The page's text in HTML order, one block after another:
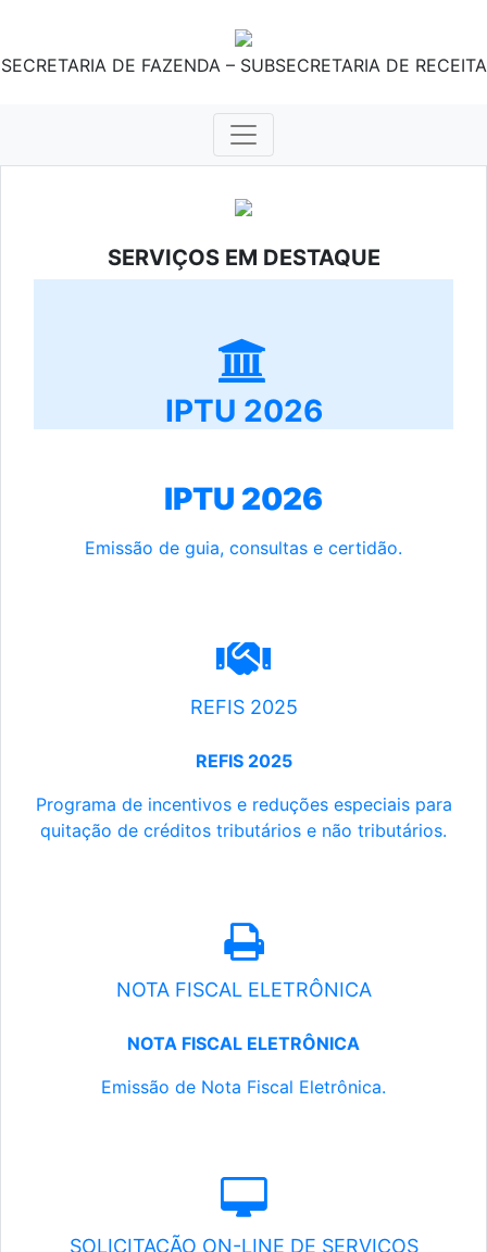
SECRETARIA DE FAZENDA – SUBSECRETARIA DE RECEITA
SERVIÇOS EM DESTAQUE
IPTU 2026
IPTU 2026
Emissão de guia, consultas e certidão.
REFIS 2025
REFIS 2025
Programa de incentivos e reduções especiais para
quitação de créditos tributários e não tributários.
NOTA FISCAL ELETRÔNICA
NOTA FISCAL ELETRÔNICA
Emissão de Nota Fiscal Eletrônica.
SOLICITAÇÃO ON-LINE DE SERVIÇOS